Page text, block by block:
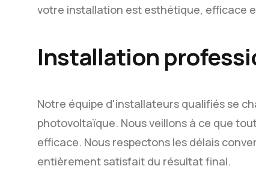
votre installation est esthétique, efficace
Installation
Notre équipe d'installateurs qualifiés se
photovoltaïque. Nous veillons à ce que
efficace. Nous respectons les délais
entièrement satisfait du résultat final.